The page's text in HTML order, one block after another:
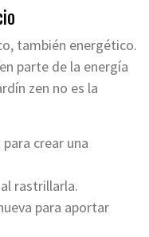
también energético.
parte de la energía
zen no es la
crear una
rastrillarla.
para aportar